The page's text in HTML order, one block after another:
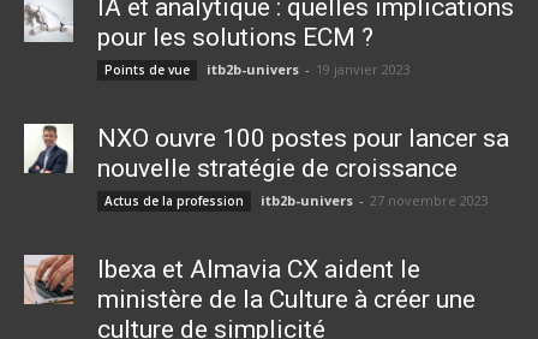
IA et analytique : quelles implications
pour les solutions ECM ?
Points de vue itb2b-univers - 19 janvier 2023
NXO ouvre 100 postes pour lancer sa
nouvelle stratégie de croissance
Actus de la profession itb2b-univers - 27 novembre 2023
Ibexa et Almavia CX aident le
ministère de la Culture à créer une
culture de simplicité